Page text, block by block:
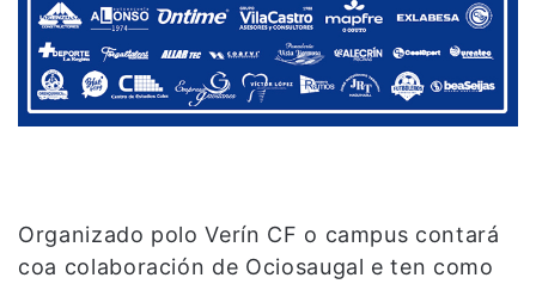
Organizado polo Verín CF o campus contará
coa colaboración de Ociosaugal e ten como